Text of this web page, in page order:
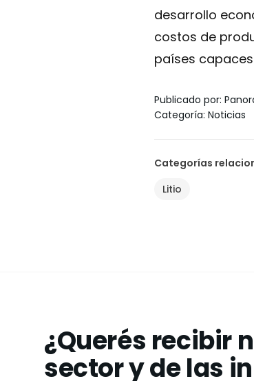
desarrollo
costos de
países
Publicado por:
Categoría: Noticias
Categorías
Litio
¿Querés recibir
sector y de las